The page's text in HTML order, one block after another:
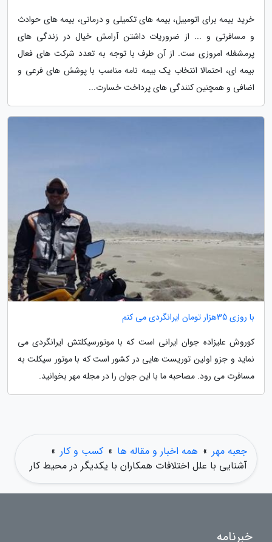
خرید بیمه برای اتومبیل، بیمه های تکمیلی و درمانی، بیمه های حوادث
و مسافرتی و ... از ضروریات داشتن آرامش خیال در زندگی های
پرمشغله امروزی ست. از آن طرف با توجه به تعدد شرکت های فعال
بیمه ای، احتمالا انتخاب یک بیمه نامه مناسب با پوشش های فرعی و
اضافی و همچنین کنندگی های پرداخت خسارت...
با روزی 35هزار تومان ایرانگردی می کنم
کوروش علیزاده جوان ایرانی است که با موتورسیکلتش ایرانگردی می
نماید و جزو اولین توریست هایی در کشور است که با موتور سیکلت به
مسافرت می رود. مصاحبه ما با این جوان را در مجله مهر بخوانید.
جعبه مهر » همه اخبار و مقاله ها » کسب و کار »
آشنایی با علل اختلافات همکاران با یکدیگر در محیط کار
خبرنامه